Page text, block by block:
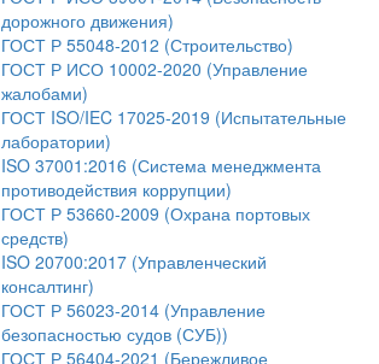
дорожного движения)
ГОСТ Р 55048-2012 (Строительство)
ГОСТ Р ИСО 10002-2020 (Управление
жалобами)
ГОСТ ISO/IEC 17025-2019 (Испытательные
лаборатории)
ISO 37001:2016 (Система менеджмента
противодействия коррупции)
ГОСТ Р 53660-2009 (Охрана портовых
средств)
ISO 20700:2017 (Управленческий
консалтинг)
ГОСТ Р 56023-2014 (Управление
безопасностью судов (СУБ))
ГОСТ Р 56404-2021 (Бережливое